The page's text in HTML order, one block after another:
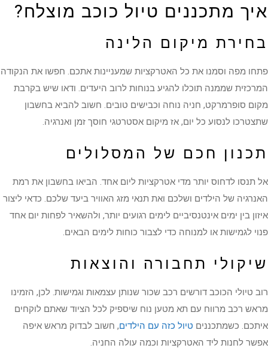
איך מתכננים טיול כוכב מוצלח?
בחירת מיקום הלינה
פתחו מפה וסמנו את כל האטרקציות שמעניינות אתכם. חפשו את הנקודה
המרכזית שממנה תוכלו להגיע בנוחות לרוב היעדים. ודאו שיש בקרבת
מקום סופרמרקט, חניה נוחה וכבישים טובים. חשוב להביא בחשבון
שתצטרכו לנסוע כל יום, אז מיקום אסטרטגי חוסך זמן ואנרגיה.
תכנון חכם של המסלולים
אל תנסו לדחוס יותר מדי אטרקציות ליום אחד. הביאו בחשבון את רמת
האנרגיה של הילדים ושלכם ואת תנאי מזג האוויר ביעד שלכם. כדאי ליצור
איזון בין ימים אינטנסיביים לימים רגועים יותר, ולהשאיר לפחות יום אחד
פנוי לגמישות או למנוחה כדי לצבור כוחות לימים הבאים.
שיקולי תחבורה והוצאות
רוב טיולי הכוכב דורשים רכב שכור שנותן עצמאות וגמישות. לכן, הזמינו
מראש רכב מרווח עם תא מטען נוח שיספיק לכל הציוד שאתם לוקחים
איתכם. כשמתכננים טיול כזה עם הילדים, חשוב לבדוק מראש איפה
אפשר לחנות ליד האטרקציות וכמה עולה החניה.